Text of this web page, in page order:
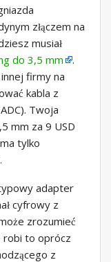
złączem na
musiał
do 3,5 mm
.
firmy na
kabla z
Twoja
mm za 9 USD
tylko
adapter
cyfrowy z
zrozumieć
robi to oprócz
z